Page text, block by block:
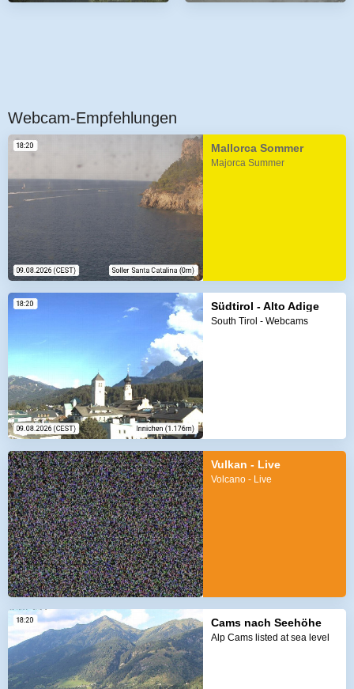
Webcam-Empfehlungen
Mallorca Sommer
Majorca Summer
Südtirol - Alto Adige
South Tirol - Webcams
Vulkan - Live
Volcano - Live
Cams nach Seehöhe
Alp Cams listed at sea level